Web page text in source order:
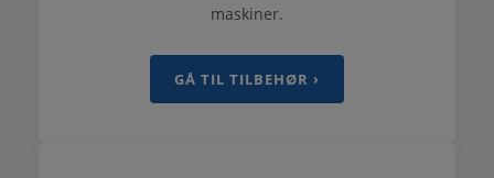
maskiner.
GÅ TIL TILBEHØR ›